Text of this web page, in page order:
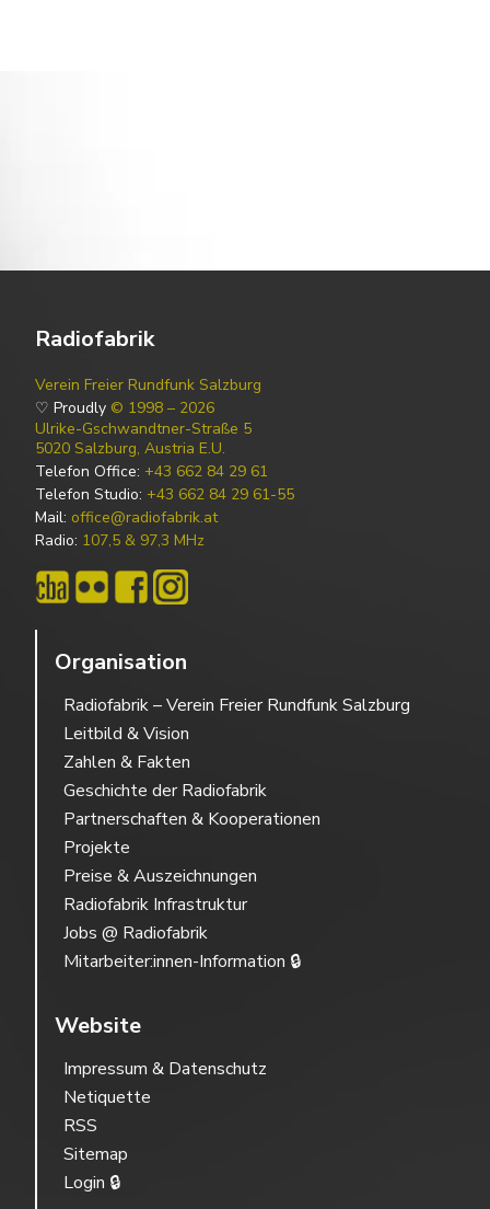
Radiofabrik
Verein Freier Rundfunk Salzburg
♡ Proudly © 1998 – 2026
Ulrike-Gschwandtner-Straße 5
5020 Salzburg, Austria E.U.
Telefon Office: +43 662 84 29 61
Telefon Studio: +43 662 84 29 61-55
Mail: office@radiofabrik.at
Radio: 107,5 & 97,3 MHz
Organisation
Radiofabrik – Verein Freier Rundfunk Salzburg
Leitbild & Vision
Zahlen & Fakten
Geschichte der Radiofabrik
Partnerschaften & Kooperationen
Projekte
Preise & Auszeichnungen
Radiofabrik Infrastruktur
Jobs @ Radiofabrik
Mitarbeiter:innen-Information 🔒
Website
Impressum & Datenschutz
Netiquette
RSS
Sitemap
Login 🔒